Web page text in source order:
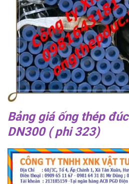
Bảng giá ống thép
DN300 ( phi 323)